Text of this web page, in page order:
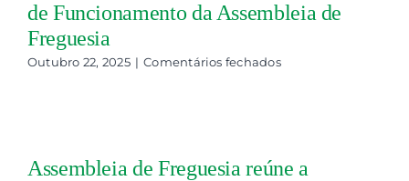
de Funcionamento da Assembleia de
Freguesia
Outubro 22, 2025 | Comentários fechadosem
Reunião
Assembleia de Freguesia reúne a